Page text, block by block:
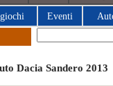
Eventi
Dacia Sandero 2013